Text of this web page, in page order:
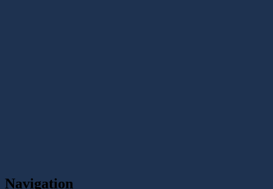
Navigation